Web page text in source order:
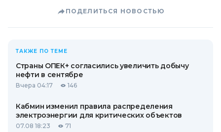
ПОДЕЛИТЬСЯ НОВОСТЬЮ
ТАКЖЕ ПО ТЕМЕ
Страны ОПЕК+ согласились увеличить добычу
нефти в сентябре
Вчера 04:17 146
Кабмин изменил правила распределения
электроэнергии для критических объектов
07.08 18:23 71